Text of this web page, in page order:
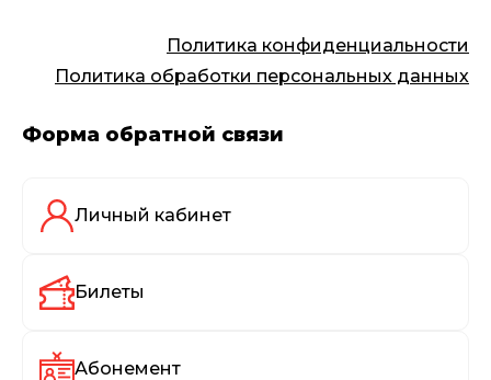
Политика конфиденциальности
Политика обработки персональных данных
Форма обратной связи
Личный кабинет
Билеты
Абонемент